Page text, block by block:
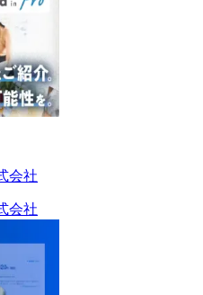
会社
会社